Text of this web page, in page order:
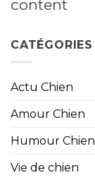
content
CATÉGORIES
Actu Chien
Amour Chien
Humour Chien
Vie de chien